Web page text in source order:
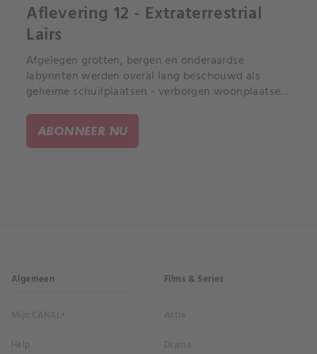
Aflevering 12 - Extraterrestrial
Lairs
Afgelegen grotten, bergen en onderaardse
labyrinten werden overal lang beschouwd als
geheime schuilplaatsen - verborgen woonplaatsen
wezens. Zijn het misschien buitenaardse
verblijven?.
ABONNEER NU
Algemeen
Mijn CANAL+
Help
Films & Series
Actie
Drama